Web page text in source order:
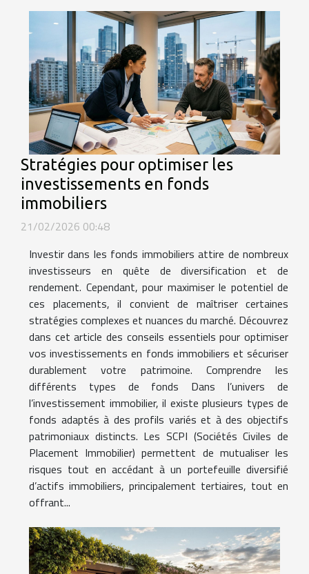
Stratégies pour optimiser les
investissements en fonds
immobiliers
21/02/2026 00:48
Investir dans les fonds immobiliers attire de nombreux
investisseurs en quête de diversification et de
rendement. Cependant, pour maximiser le potentiel de
ces placements, il convient de maîtriser certaines
stratégies complexes et nuances du marché. Découvrez
dans cet article des conseils essentiels pour optimiser
vos investissements en fonds immobiliers et sécuriser
durablement votre patrimoine. Comprendre les
différents types de fonds Dans l’univers de
l’investissement immobilier, il existe plusieurs types de
fonds adaptés à des profils variés et à des objectifs
patrimoniaux distincts. Les SCPI (Sociétés Civiles de
Placement Immobilier) permettent de mutualiser les
risques tout en accédant à un portefeuille diversifié
d’actifs immobiliers, principalement tertiaires, tout en
offrant...